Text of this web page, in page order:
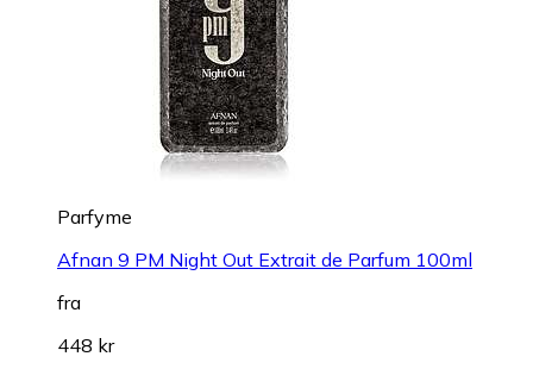
Parfyme
Afnan 9 PM Night Out Extrait de Parfum 100ml
fra
448 kr